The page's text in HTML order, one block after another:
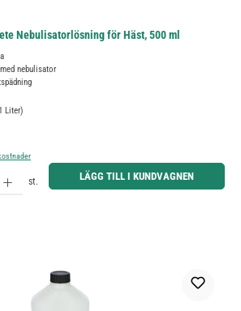
Nebulisatorlösning för Häst, 500 ml
nebulisator
Liter)
eller använd knapparna för att öka eller minska kvantiteten.
st. LÄGG TILL I KUNDVAGNEN